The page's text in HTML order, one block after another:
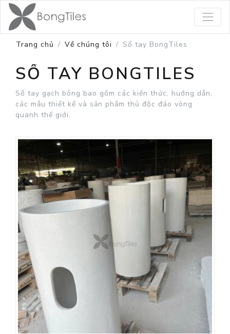
Trang chủ Về chúng tôi Sổ tay BongTiles
SỔ TAY BONGTILES
Sổ tay gạch bông bao gồm các kiến thức, huớng dẫn,
các mẫu thiết kế và sản phẩm thủ độc đáo vòng
quanh thế giới.